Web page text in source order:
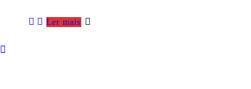
Ler mais